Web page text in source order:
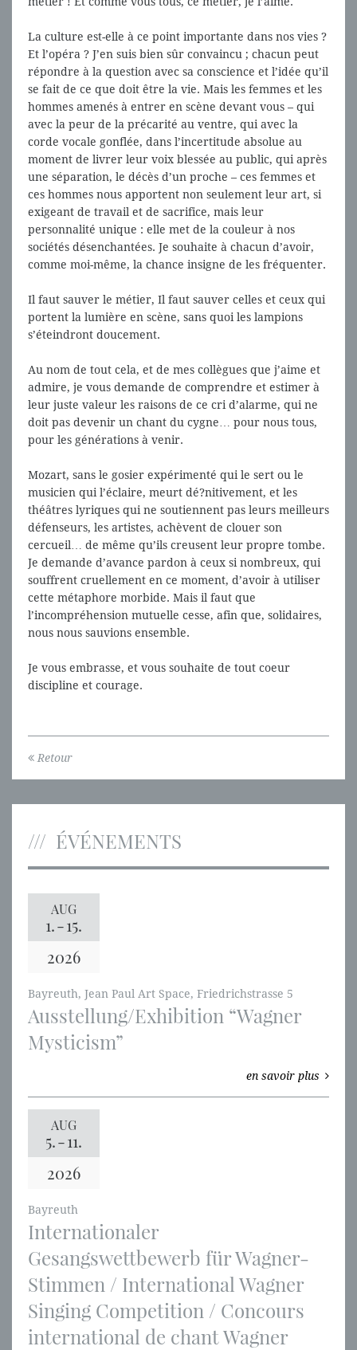
La culture est-elle à ce point importante dans nos vies ?
Et l’opéra ? J’en suis bien sûr convaincu ; chacun peut
répondre à la question avec sa conscience et l’idée qu’il
se fait de ce que doit être la vie. Mais les femmes et les
hommes amenés à entrer en scène devant vous – qui
avec la peur de la précarité au ventre, qui avec la
corde vocale gonflée, dans l’incertitude absolue au
moment de livrer leur voix blessée au public, qui après
une séparation, le décès d’un proche – ces femmes et
ces hommes nous apportent non seulement leur art, si
exigeant de travail et de sacrifice, mais leur
personnalité unique : elle met de la couleur à nos
sociétés désenchantées. Je souhaite à chacun d’avoir,
comme moi-même, la chance insigne de les fréquenter.
Il faut sauver le métier, Il faut sauver celles et ceux qui
portent la lumière en scène, sans quoi les lampions
s’éteindront doucement.
Au nom de tout cela, et de mes collègues que j’aime et
admire, je vous demande de comprendre et estimer à
leur juste valeur les raisons de ce cri d’alarme, qui ne
doit pas devenir un chant du cygne… pour nous tous,
pour les générations à venir.
Mozart, sans le gosier expérimenté qui le sert ou le
musicien qui l’éclaire, meurt dé?nitivement, et les
théâtres lyriques qui ne soutiennent pas leurs meilleurs
défenseurs, les artistes, achèvent de clouer son
cercueil… de même qu’ils creusent leur propre tombe.
Je demande d’avance pardon à ceux si nombreux, qui
souffrent cruellement en ce moment, d’avoir à utiliser
cette métaphore morbide. Mais il faut que
l’incompréhension mutuelle cesse, afin que, solidaires,
nous nous sauvions ensemble.
Je vous embrasse, et vous souhaite de tout coeur
discipline et courage.
Retour
ÉVÉNEMENTS
AUG
1.-15.
2026
Bayreuth, Jean Paul Art Space, Friedrichstrasse 5
Ausstellung/Exhibition “Wagner
Mysticism”
en savoir plus
AUG
5.-11.
2026
Bayreuth
Internationaler
Gesangswettbewerb für Wagner-
Stimmen / International Wagner
Singing Competition / Concours
international de chant Wagner